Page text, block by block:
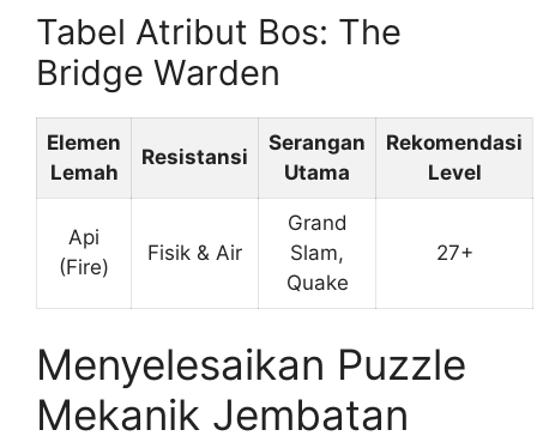
Tabel Atribut Bos: The
Bridge Warden
Elemen
Lemah
Resistansi
Serangan
Utama
Rekomendasi
Level
Api
(Fire)
Fisik & Air
Grand
Slam,
Quake
27+
Menyelesaikan Puzzle
Mekanik Jembatan